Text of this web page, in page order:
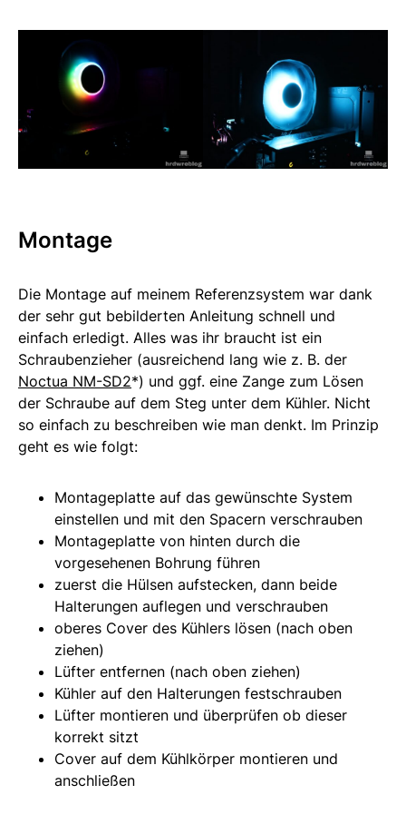
Montage
Die Montage auf meinem Referenzsystem war dank
der sehr gut bebilderten Anleitung schnell und
einfach erledigt. Alles was ihr braucht ist ein
Schraubenzieher (ausreichend lang wie z. B. der
Noctua NM-SD2*) und ggf. eine Zange zum Lösen
der Schraube auf dem Steg unter dem Kühler. Nicht
so einfach zu beschreiben wie man denkt. Im Prinzip
geht es wie folgt:
Montageplatte auf das gewünschte System
einstellen und mit den Spacern verschrauben
Montageplatte von hinten durch die
vorgesehenen Bohrung führen
zuerst die Hülsen aufstecken, dann beide
Halterungen auflegen und verschrauben
oberes Cover des Kühlers lösen (nach oben
ziehen)
Lüfter entfernen (nach oben ziehen)
Kühler auf den Halterungen festschrauben
Lüfter montieren und überprüfen ob dieser
korrekt sitzt
Cover auf dem Kühlkörper montieren und
anschließen